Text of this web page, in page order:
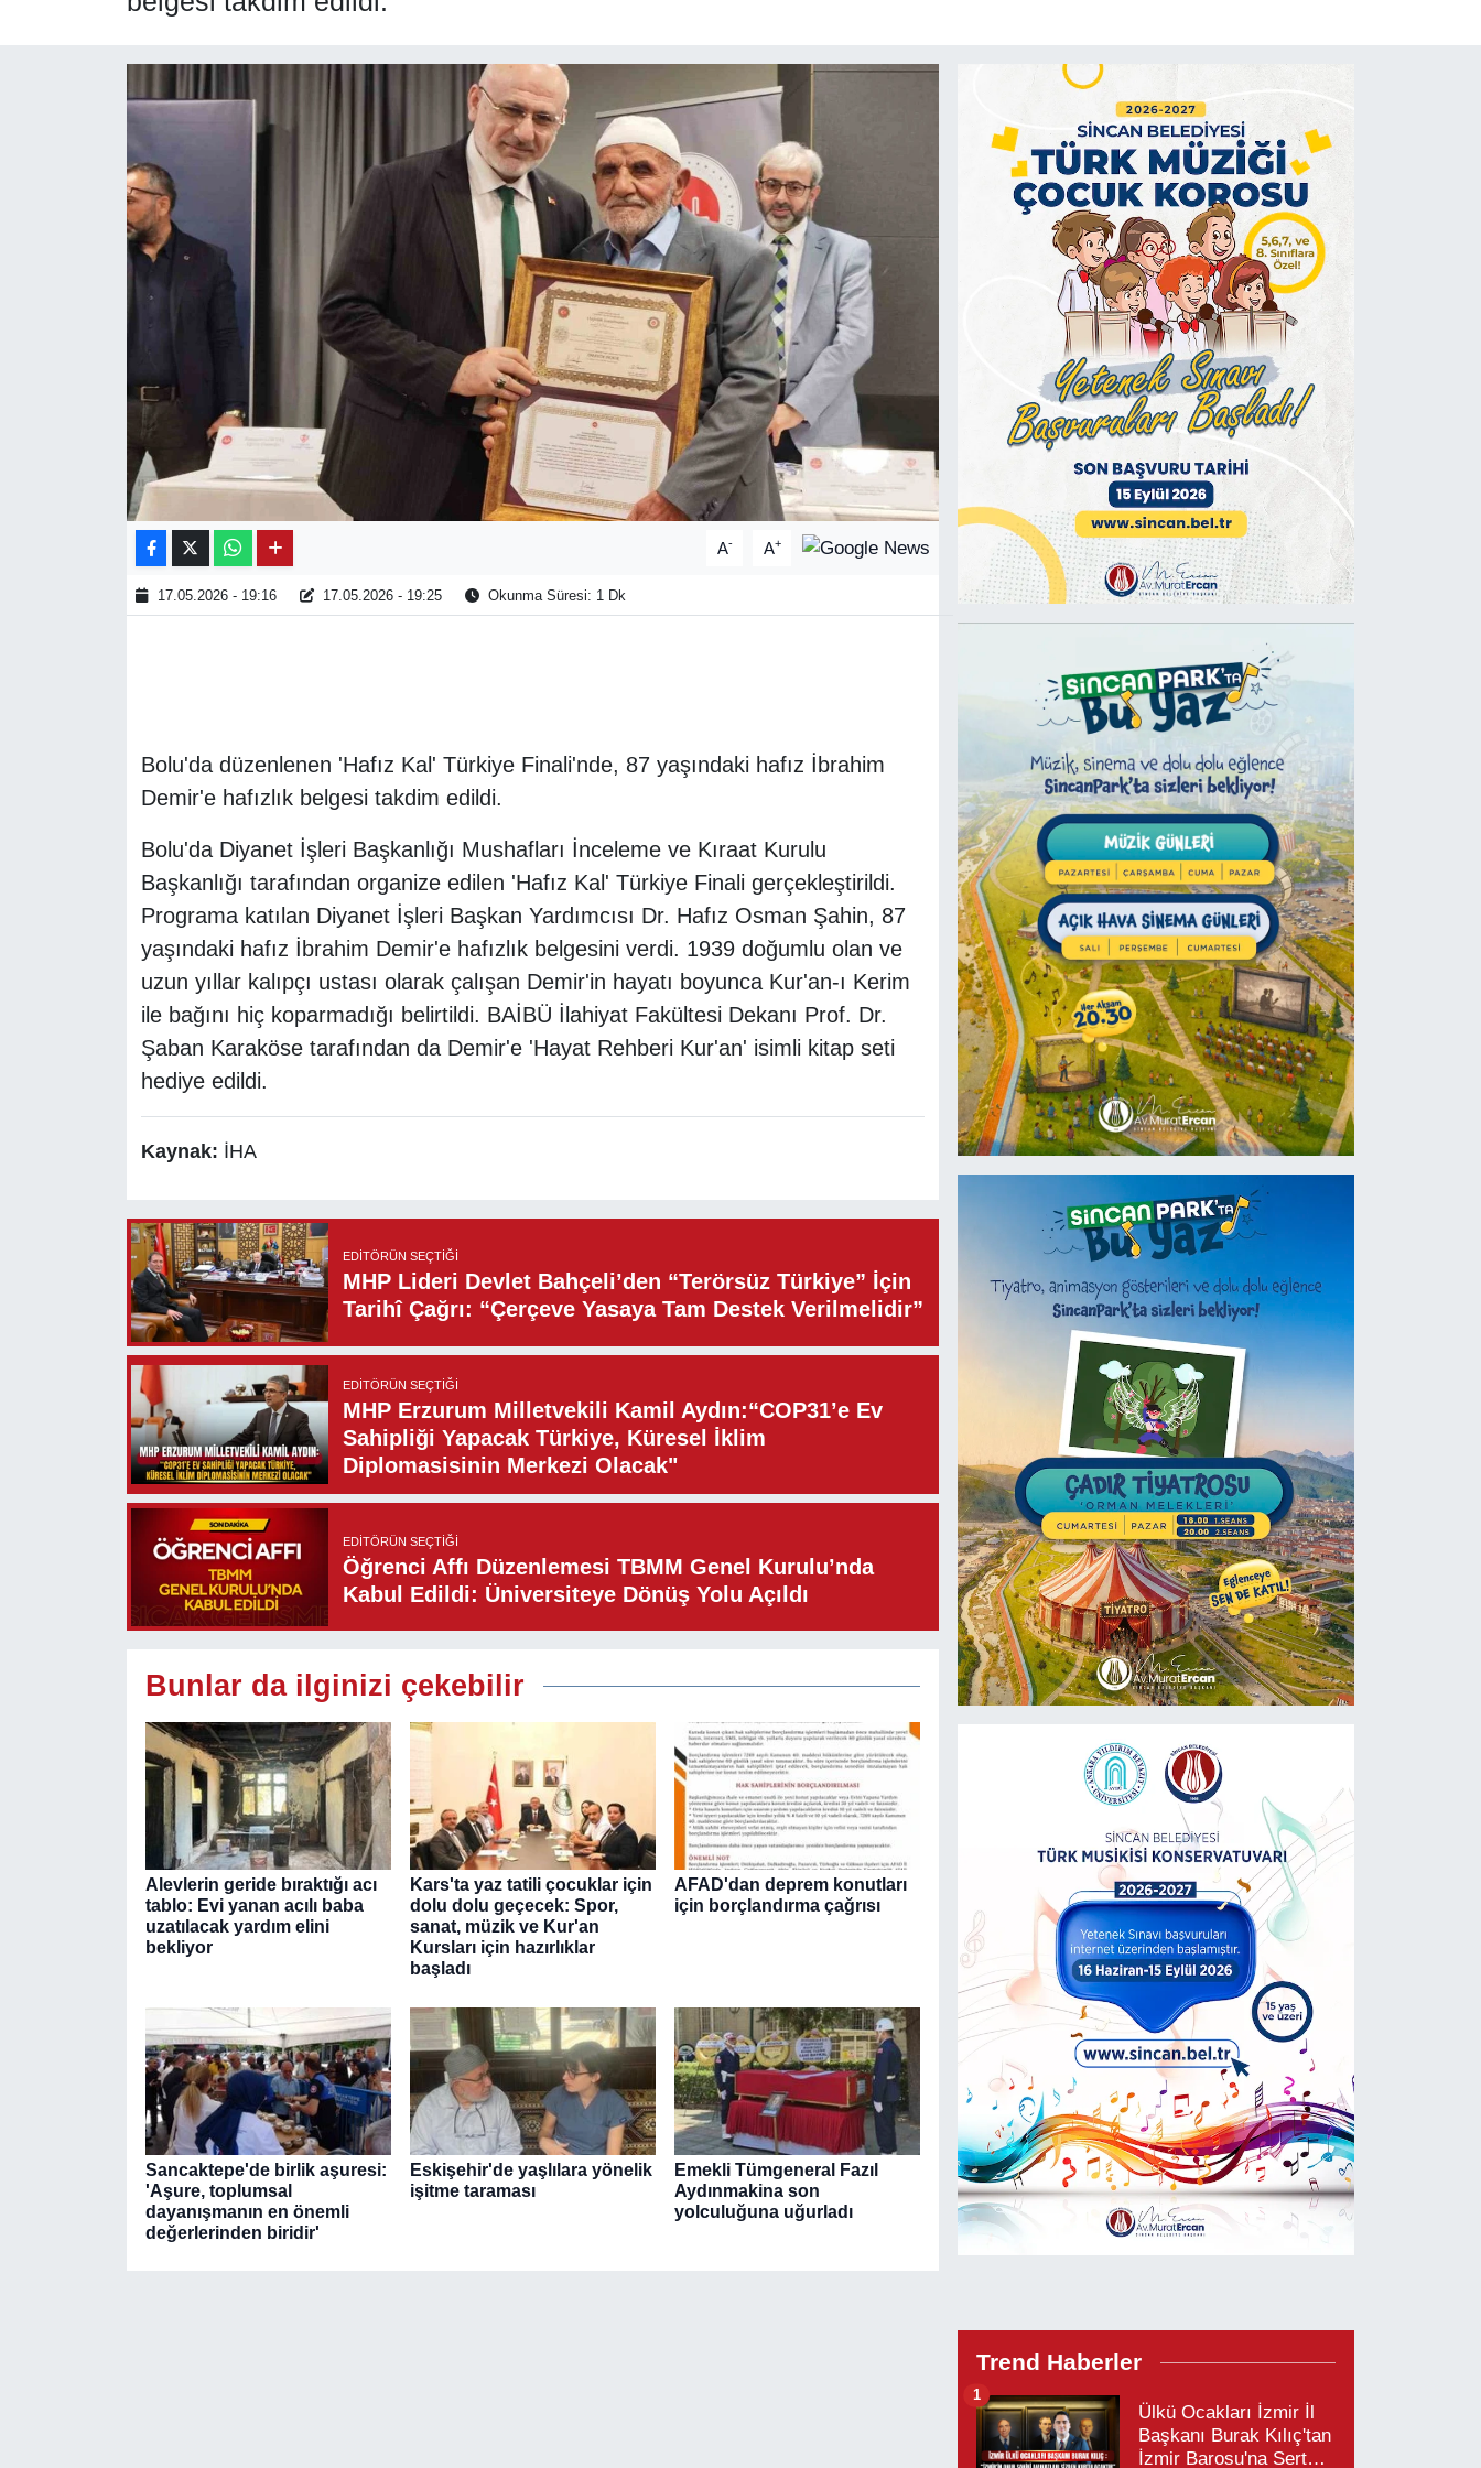
A- A+
17.05.2026 - 19:16 17.05.2026 - 19:25 Okunma Süresi: 1 Dk
Bolu'da düzenlenen 'Hafız Kal' Türkiye Finali'nde, 87 yaşındaki hafız İbrahim
Demir'e hafızlık belgesi takdim edildi.
Bolu'da Diyanet İşleri Başkanlığı Mushafları İnceleme ve Kıraat Kurulu
Başkanlığı tarafından organize edilen 'Hafız Kal' Türkiye Finali gerçekleştirildi.
Programa katılan Diyanet İşleri Başkan Yardımcısı Dr. Hafız Osman Şahin, 87
yaşındaki hafız İbrahim Demir'e hafızlık belgesini verdi. 1939 doğumlu olan ve
uzun yıllar kalıpçı ustası olarak çalışan Demir'in hayatı boyunca Kur'an-ı Kerim
ile bağını hiç koparmadığı belirtildi. BAİBÜ İlahiyat Fakültesi Dekanı Prof. Dr.
Şaban Karaköse tarafından da Demir'e 'Hayat Rehberi Kur'an' isimli kitap seti
hediye edildi.
Kaynak: İHA
EDITÖRÜN SEÇTIĞI
MHP Lideri Devlet Bahçeli’den “Terörsüz Türkiye” İçin
Tarihî Çağrı: “Çerçeve Yasaya Tam Destek Verilmelidir”
EDITÖRÜN SEÇTIĞI
MHP Erzurum Milletvekili Kamil Aydın:“COP31’e Ev
Sahipliği Yapacak Türkiye, Küresel İklim
Diplomasisinin Merkezi Olacak"
EDITÖRÜN SEÇTIĞI
Öğrenci Affı Düzenlemesi TBMM Genel Kurulu’nda
Kabul Edildi: Üniversiteye Dönüş Yolu Açıldı
Bunlar da ilginizi çekebilir
Alevlerin geride bıraktığı acı
tablo: Evi yanan acılı baba
uzatılacak yardım elini
bekliyor
Kars'ta yaz tatili çocuklar için
dolu dolu geçecek: Spor,
sanat, müzik ve Kur'an
Kursları için hazırlıklar
başladı
AFAD'dan deprem konutları
için borçlandırma çağrısı
Sancaktepe'de birlik aşuresi:
'Aşure, toplumsal
dayanışmanın en önemli
değerlerinden biridir'
Eskişehir'de yaşlılara yönelik
işitme taraması
Emekli Tümgeneral Fazıl
Aydınmakina son
yolculuğuna uğurladı
Trend Haberler
Ülkü Ocakları İzmir İl
Başkanı Burak Kılıç'tan
İzmir Barosu'na Sert
1
ÇEVRE
BİLİM - TEKNOLOJİ
MAGAZİN